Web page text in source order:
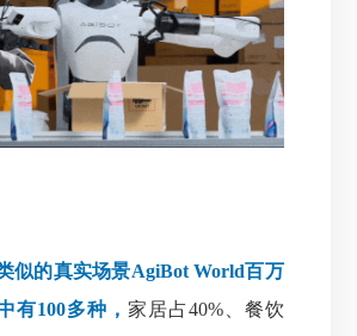
的真实场景AgiBot World百万
有100多种， 家居占40%、餐饮